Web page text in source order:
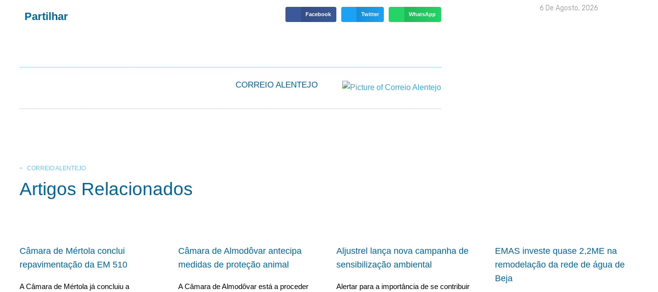
Partilhar Facebook Twitter WhatsApp
CORREIO ALENTEJO
6 De Agosto, 2026
CORREIO ALENTEJO
Artigos Relacionados
Câmara de Mértola conclui
repavimentação da EM 510
A Câmara de Mértola já concluiu a
Câmara de Almodôvar antecipa
medidas de proteção animal
A Câmara de Almodôvar está a proceder
Aljustrel lança nova campanha de
sensibilização ambiental
Alertar para a importância de se contribuir
EMAS investe quase 2,2ME na
remodelação da rede de água de
Beja